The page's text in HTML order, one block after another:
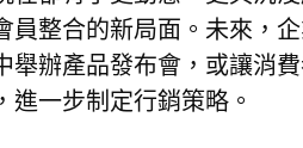
員整合的新局面。未來，
辦產品發布會，或讓消
一步制定行銷策略。